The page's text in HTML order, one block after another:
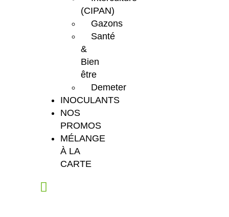
(CIPAN)
Gazons
Santé
&
Bien
être
Demeter
INOCULANTS
NOS
PROMOS
MÉLANGE
À LA
CARTE